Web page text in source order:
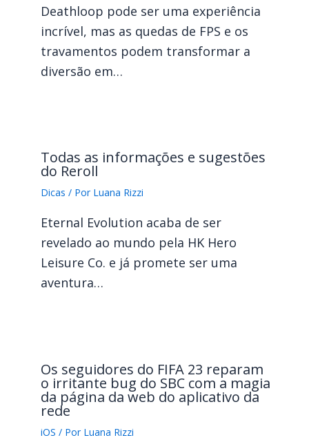
Deathloop pode ser uma experiência
incrível, mas as quedas de FPS e os
travamentos podem transformar a
diversão em…
Todas as informações e sugestões
do Reroll
Dicas / Por Luana Rizzi
Eternal Evolution acaba de ser
revelado ao mundo pela HK Hero
Leisure Co. e já promete ser uma
aventura…
Os seguidores do FIFA 23 reparam
o irritante bug do SBC com a magia
da página da web do aplicativo da
rede
iOS / Por Luana Rizzi